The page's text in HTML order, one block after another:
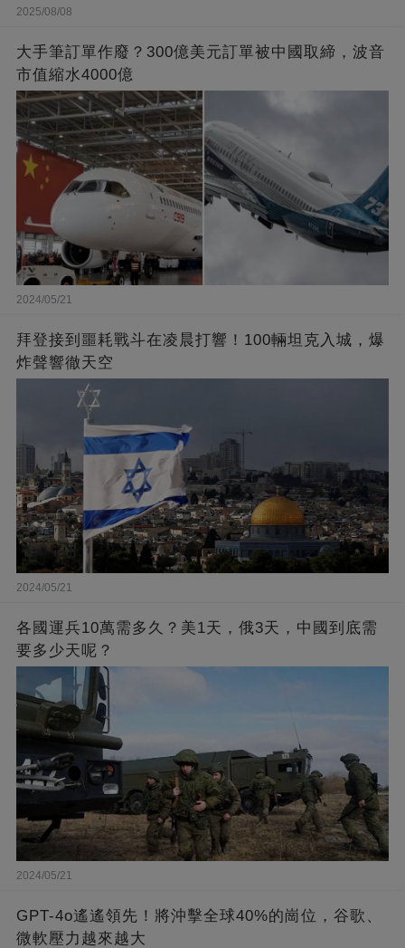
2025/08/08
大手筆訂單作廢？300億美元訂單被中國取締，波音
市值縮水4000億
2024/05/21
拜登接到噩耗戰斗在凌晨打響！100輛坦克入城，爆
炸聲響徹天空
2024/05/21
各國運兵10萬需多久？美1天，俄3天，中國到底需
要多少天呢？
2024/05/21
GPT-4o遙遙領先！將沖擊全球40%的崗位，谷歌、
微軟壓力越來越大